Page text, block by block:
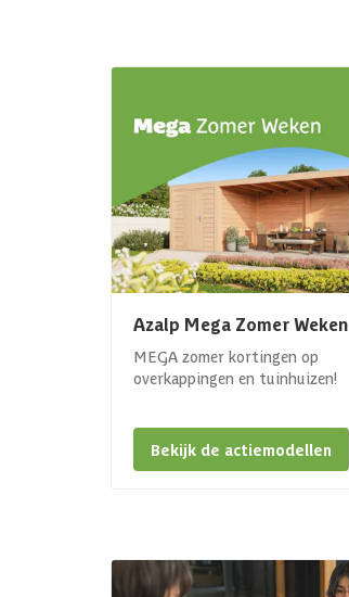
Azalp Mega Zomer Weken
MEGA zomer kortingen op
overkappingen en tuinhuizen!
Bekijk de actiemodellen